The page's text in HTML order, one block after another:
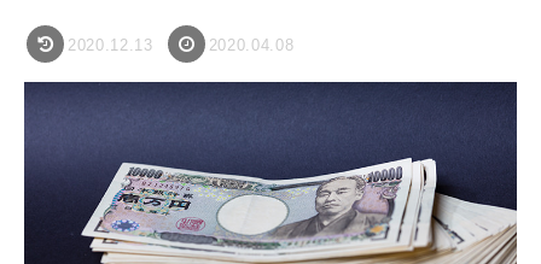
2020.12.13 2020.04.08